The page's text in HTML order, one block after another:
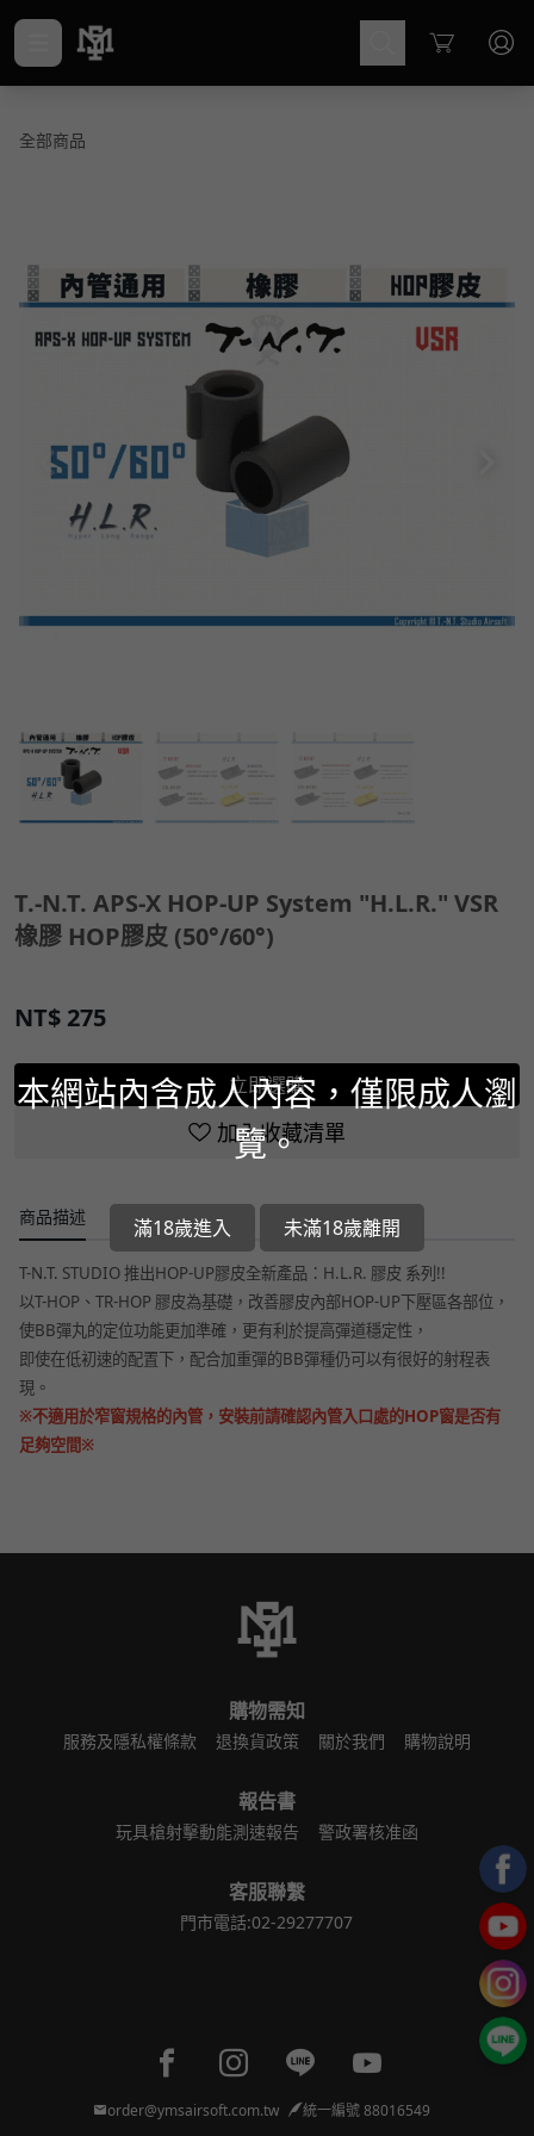
Cart
全部商品
T.-N.T. APS-X HOP-UP System "H.L.R." VSR
橡膠 HOP膠皮 (50°/60°)
NT$ 275
立即選購
加入收藏清單
商品描述
T-N.T. STUDIO 推出HOP-UP膠皮全新產品：H.L.R. 膠皮 系列!!
以T-HOP、TR-HOP 膠皮為基礎，改善膠皮內部HOP-UP下壓區各部位，
使BB彈丸的定位功能更加準確，更有利於提高彈道穩定性，
即使在低初速的配置下，配合加重彈的BB彈種仍可以有很好的射程表
現。
※不適用於窄窗規格的內管，安裝前請確認內管入口處的HOP窗是否有
足夠空間※
購物需知
服務及隱私權條款 退換貨政策 關於我們 購物說明
報告書
玩具槍射擊動能測速報告 警政署核准函
客服聯繫
門市電話:02-29277707
Facebook page
Instagram page
Line pageYoutube page
order@ymsairsoft.com.tw 統一編號 88016549
本網站內含成人內容，僅限成人瀏
覽。
滿18歲進入 未滿18歲離開